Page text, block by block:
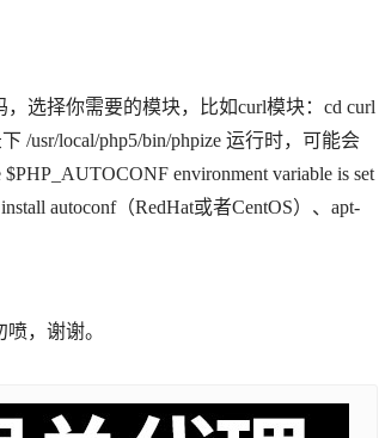
选择你需要的模块，比如curl模块：cd curl
/usr/local/php5/bin/phpize 运行时，可能会
environment variable is set
autoconf（RedHat或者CentOS）、apt-
，谢谢。